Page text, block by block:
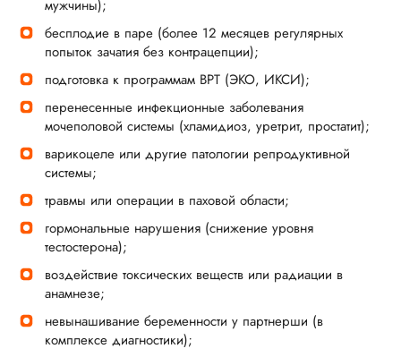
мужчины);
бесплодие в паре (более 12 месяцев регулярных
попыток зачатия без контрацепции);
подготовка к программам ВРТ (ЭКО, ИКСИ);
перенесенные инфекционные заболевания
мочеполовой системы (хламидиоз, уретрит, простатит);
варикоцеле или другие патологии репродуктивной
системы;
травмы или операции в паховой области;
гормональные нарушения (снижение уровня
тестостерона);
воздействие токсических веществ или радиации в
анамнезе;
невынашивание беременности у партнерши (в
комплексе диагностики);